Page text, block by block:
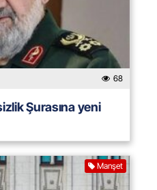
68
Şurasına yeni
Manşet